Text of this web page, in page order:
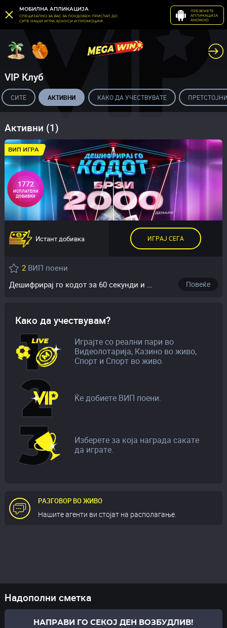
МОБИЛНА АПЛИКАЦИЈА
СПЕЦИЈАЛНО ЗА ВАС ЗА ПОУДОБЕН ПРИСТАП ДО
СИТЕ НАШИ ИГРИ, БОНУСИ И ПРОМОЦИИ!
ПРЕЗЕМЕТЕ
АПЛИКАЦИЈА
ANDROID
VIP Клуб
СИТЕ АКТИВНИ КАКО ДА УЧЕСТВУВАТЕ
Активни (1)
ВИП ИГРА
1772
ИСПЛАТЕНИ
ДОБИВКИ
2 ВИП поени
Повеќе
Истант добивка ИГРАЈ СЕГА
Како да учествувам?
Играјте со реални пари во
Видеолотарија, Казино во живо,
Спорт и Спорт во живо.
Ќе добиете ВИП поени.
Изберете за која награда сакате
да играте.
РАЗГОВОР ВО ЖИВО
Нашите агенти ви стојат на располагање.
Надополни сметка
НАПРАВИ ГО СЕКОЈ ДЕН ВОЗБУДЛИВ!